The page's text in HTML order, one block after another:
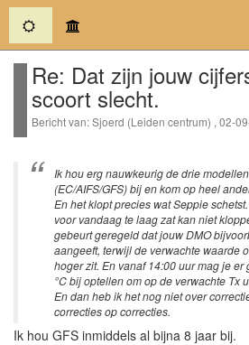
(current)
Re: Dat zijn jouw
scoort slecht.
Bericht van: Sjoerd (Leiden centrum) , 02-
Ik hou erg nauwkeurig de drie modellen
(EC/AIFS/GFS) bij en kom op heel
En het klopt precies wat Seppie
voor vandaag te laag zat kan niet
gebeurt geregeld dat jouw DMO
aangeeft, terwijl de verwachte waarde
hoger zit. En vanaf 14:00 uur mag je er
°C bij optellen om op de verwachte Tx
En dan heb ik het nog niet over
correcties op correcties.
Ik hou GFS inmiddels al bijna 8 jaar bij.